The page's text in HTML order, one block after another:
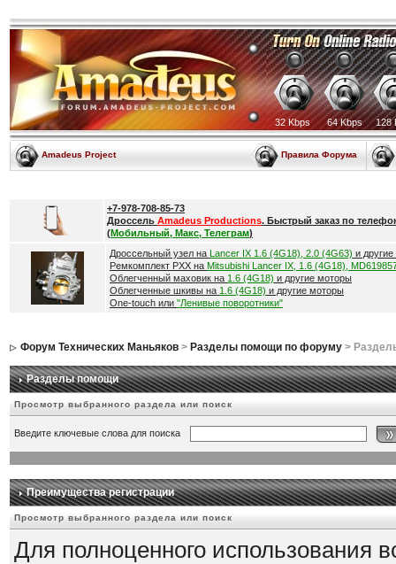
32 Kbps 64 Kbps 128
Amadeus Project Правила Форума
+7-978-708-85-73
Дроссель Amadeus Productions. Быстрый заказ по
(Мобильный, Макс, Телеграм)
Дроссельный узел на Lancer IX 1.6 (4G18), 2.0 (4G63) и
Ремкомплект РХХ на Mitsubishi Lancer IX, 1.6 (4G18),
Облегченный маховик на 1.6 (4G18) и другие моторы
Облегченные шкивы на 1.6 (4G18) и другие моторы
One-touch или "Ленивые поворотники"
Форум Технических Маньяков> Разделы помощи по форуму>
Разделы помощи
Просмотр выбранного раздела или поиск
Введите ключевые слова для поиска
Преимущества регистрации
Просмотр выбранного раздела или поиск
Для полноценного использования